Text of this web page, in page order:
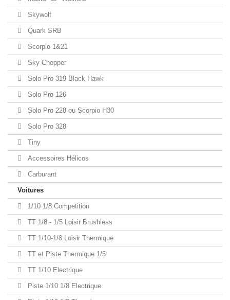
Skywolf
Quark SRB
Scorpio 1&21
Sky Chopper
Solo Pro 319 Black Hawk
Solo Pro 126
Solo Pro 228 ou Scorpio H30
Solo Pro 328
Tiny
Accessoires Hélicos
Carburant
Voitures
1/10 1/8 Competition
TT 1/8 - 1/5 Loisir Brushless
TT 1/10-1/8 Loisir Thermique
TT et Piste Thermique 1/5
TT 1/10 Electrique
Piste 1/10 1/8 Electrique